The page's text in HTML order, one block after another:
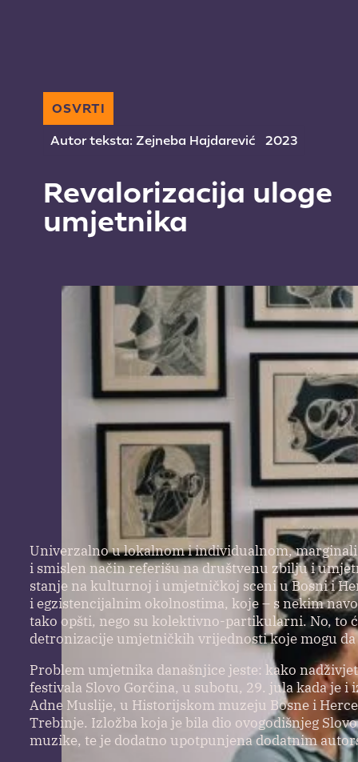
OSVRTI
Autor teksta: Zejneba Hajdarević 2023
Revalorizacija uloge
umjetnika
Univerzalno u lokalnom i individualnom,
i smislen način referišu na društvenu zbilju i
stanje na kulturnoj i umjetničkoj sceni u Bosni i
i egzistencijalnim okolnostima, koje – s nekim
tako opšti, nego su kolektivno-partikularni. No, to
detronizacije umjetničkih vrijednosti koje mogu
Problem umjetnika današnjice jeste: kako
festivala Slovo Gorčina, u subotu, 29. jula kada je
Adne Muslije, u Historijskom muzeju Bosne i
Trebinje. Izložba koja je bila dio ovogodišnjeg
muzike, te je dodatno upotpunjena dodatnim